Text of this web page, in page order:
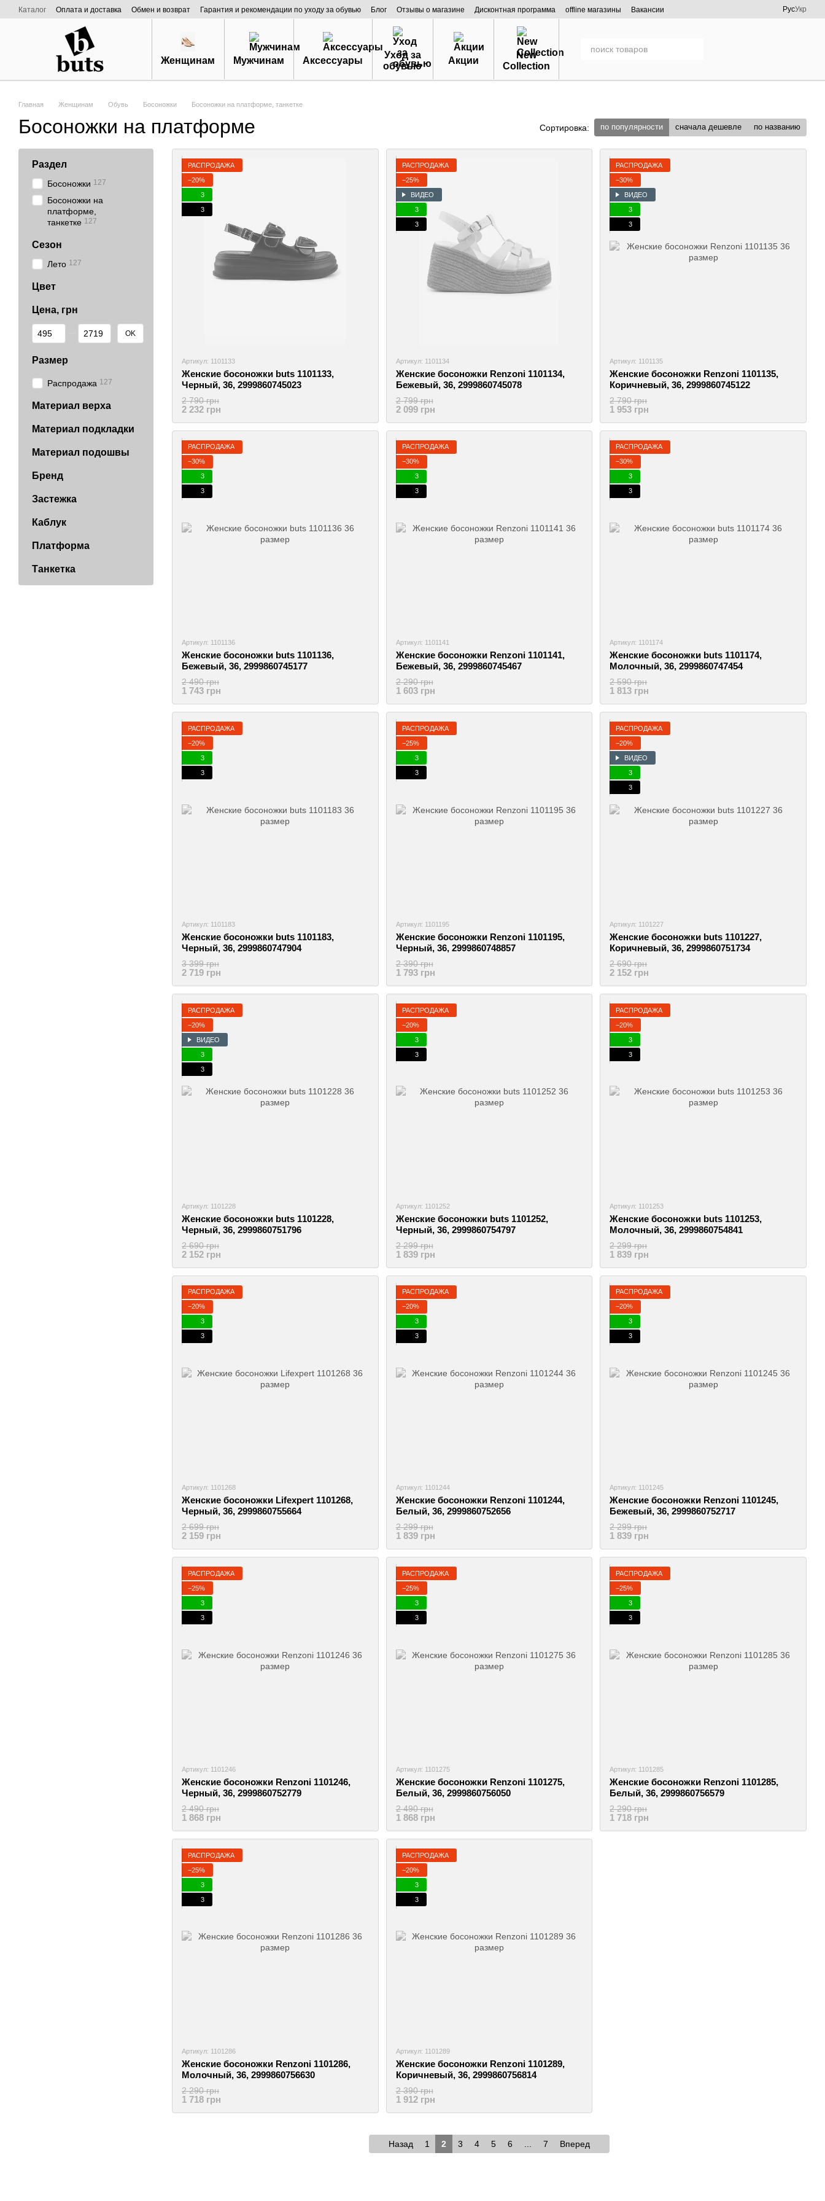
Перейти к основному контенту
Каталог Оплата и доставка Обмен и возврат Гарантия и рекомендации по уходу за обувью Блог Отзывы о магазине Дисконтная программа offline магазины
Вакансии
О нас
РусУкр
Женщинам Мужчинам Аксессуары
Уход за
обувью
Акции
New
Collection
Главная Женщинам Обувь Босоножки Босоножки на платформе, танкетке
Босоножки на платформе Сортировка: по популярности сначала дешевле по названию
РАСПРОДАЖА
−20%
3
3
Артикул: 1101133
Женские босоножки buts 1101133,
Черный, 36, 2999860745023
2 790 грн
2 232 грн
РАСПРОДАЖА
−25%
ВИДЕО
3
3
Артикул: 1101134
Женские босоножки Renzoni 1101134,
Бежевый, 36, 2999860745078
2 799 грн
2 099 грн
РАСПРОДАЖА
−30%
ВИДЕО
3
3
Артикул: 1101135
Женские босоножки Renzoni 1101135,
Коричневый, 36, 2999860745122
2 790 грн
1 953 грн
РАСПРОДАЖА
−30%
3
3
Артикул: 1101136
Женские босоножки buts 1101136,
Бежевый, 36, 2999860745177
2 490 грн
1 743 грн
РАСПРОДАЖА
−30%
3
3
Артикул: 1101141
Женские босоножки Renzoni 1101141,
Бежевый, 36, 2999860745467
2 290 грн
1 603 грн
РАСПРОДАЖА
−30%
3
3
Артикул: 1101174
Женские босоножки buts 1101174,
Молочный, 36, 2999860747454
2 590 грн
1 813 грн
РАСПРОДАЖА
−20%
3
3
Артикул: 1101183
Женские босоножки buts 1101183,
Черный, 36, 2999860747904
3 399 грн
2 719 грн
РАСПРОДАЖА
−25%
3
3
Артикул: 1101195
Женские босоножки Renzoni 1101195,
Черный, 36, 2999860748857
2 390 грн
1 793 грн
РАСПРОДАЖА
−20%
ВИДЕО
3
3
Артикул: 1101227
Женские босоножки buts 1101227,
Коричневый, 36, 2999860751734
2 690 грн
2 152 грн
РАСПРОДАЖА
−20%
ВИДЕО
3
3
Артикул: 1101228
Женские босоножки buts 1101228,
Черный, 36, 2999860751796
2 690 грн
2 152 грн
РАСПРОДАЖА
−20%
3
3
Артикул: 1101252
Женские босоножки buts 1101252,
Черный, 36, 2999860754797
2 299 грн
1 839 грн
РАСПРОДАЖА
−20%
3
3
Артикул: 1101253
Женские босоножки buts 1101253,
Молочный, 36, 2999860754841
2 299 грн
1 839 грн
РАСПРОДАЖА
−20%
3
3
Артикул: 1101268
Женские босоножки Lifexpert 1101268,
Черный, 36, 2999860755664
2 699 грн
2 159 грн
РАСПРОДАЖА
−20%
3
3
Артикул: 1101244
Женские босоножки Renzoni 1101244,
Белый, 36, 2999860752656
2 299 грн
1 839 грн
РАСПРОДАЖА
−20%
3
3
Артикул: 1101245
Женские босоножки Renzoni 1101245,
Бежевый, 36, 2999860752717
2 299 грн
1 839 грн
РАСПРОДАЖА
−25%
3
3
Артикул: 1101246
Женские босоножки Renzoni 1101246,
Черный, 36, 2999860752779
2 490 грн
1 868 грн
РАСПРОДАЖА
−25%
3
3
Артикул: 1101275
Женские босоножки Renzoni 1101275,
Белый, 36, 2999860756050
2 490 грн
1 868 грн
РАСПРОДАЖА
−25%
3
3
Артикул: 1101285
Женские босоножки Renzoni 1101285,
Белый, 36, 2999860756579
2 290 грн
1 718 грн
РАСПРОДАЖА
−25%
3
3
Артикул: 1101286
Женские босоножки Renzoni 1101286,
Молочный, 36, 2999860756630
2 290 грн
1 718 грн
РАСПРОДАЖА
−20%
3
3
Артикул: 1101289
Женские босоножки Renzoni 1101289,
Коричневый, 36, 2999860756814
2 390 грн
1 912 грн
Назад 1 2 3 4 5 6 7 Вперед
Раздел
Босоножки 127
Босоножки на
платформе,
танкетке 127
Сезон
Лето 127
Цвет
Цена, грн
От Цена, грн
До Цена, грн OK
Размер
Распродажа 127
Материал верха
Материал подкладки
Материал подошвы
Бренд
Застежка
Каблук
Платформа
Танкетка